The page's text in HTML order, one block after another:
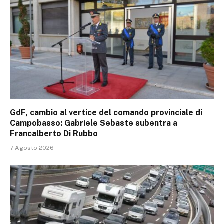
GdF, cambio al vertice del comando provinciale di
Campobasso: Gabriele Sebaste subentra a
Francalberto Di Rubbo
7 Agosto 2026